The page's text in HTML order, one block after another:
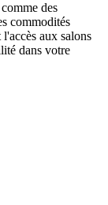
des
commodités
aux salons
dans votre